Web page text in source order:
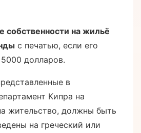
собственности на жильё
с печатью, если его
долларов.
в
Кипра на
жительство, должны быть
на греческий или